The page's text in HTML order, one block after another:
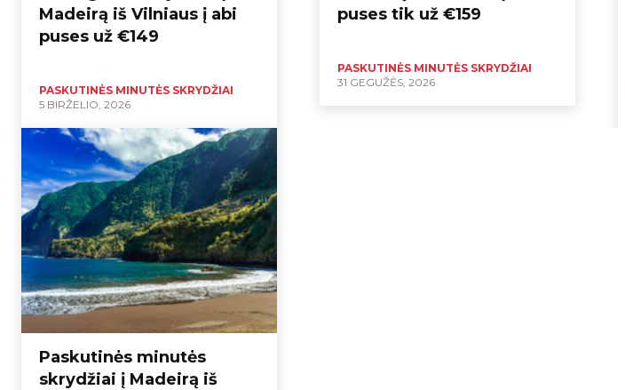
Madeirą iš Vilniaus į abi
puses už €149
PASKUTINĖS MINUTĖS SKRYDŽIAI
5 BIRŽELIO, 2026
puses tik už €159
PASKUTINĖS MINUTĖS SKRYDŽIAI
31 GEGUŽĖS, 2026
Paskutinės minutės
skrydžiai į Madeirą iš